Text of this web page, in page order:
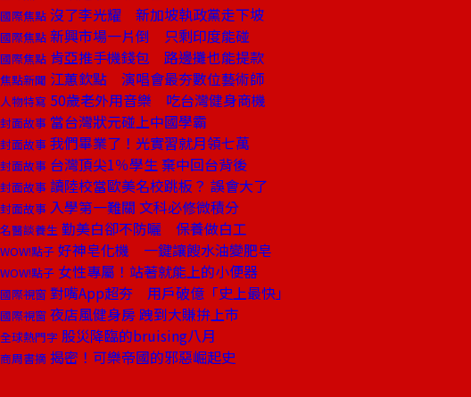
國際焦點 沒了李光耀 新加坡執政黨走下坡
國際焦點 新興市場一片倒 只剩印度能碰
國際焦點 肯亞推手機錢包 路邊攤也能提款
焦點新聞 江蕙欽點 演唱會最夯數位藝術師
人物特寫 50歲老外用音樂 吃台灣健身商機
封面故事 當台灣狀元碰上中國學霸
封面故事 我們畢業了！光實習就月領七萬
封面故事 台灣頂尖1％學生 棄中回台背後
封面故事 讀陸校當歐美名校跳板？ 誤會大了
封面故事 入學第一難關 文科必修微積分
名醫談養生 勤美白卻不防曬 保養做白工
WOW!點子 好神皂化機 一鍵讓餿水油變肥皂
WOW!點子 女性專屬！站著就能上的小便器
國際視窗 對嘴App超夯 用戶破億「史上最快」
國際視窗 夜店風健身房 跩到大賺拚上市
全球熱門字 股災降臨的bruising八月
商周書摘 揭密！可樂帝國的邪惡崛起史